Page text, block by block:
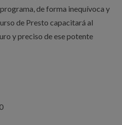
de forma inequívoca y
de Presto capacitará al
y preciso de ese potente